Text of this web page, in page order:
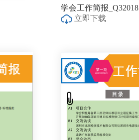
学会工作简报_Q32018
立即下载